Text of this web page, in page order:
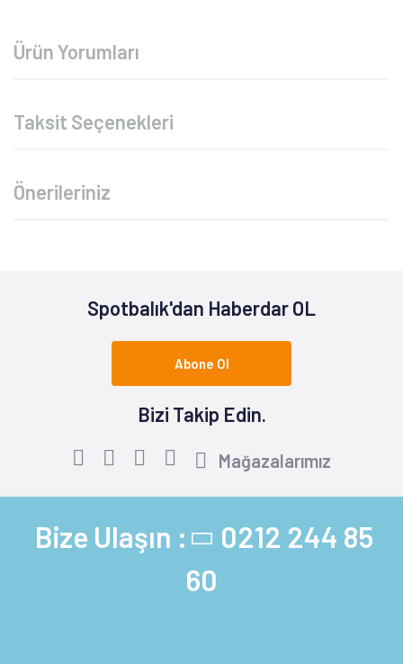
Ürün Yorumları
Taksit Seçenekleri
Önerileriniz
Spotbalık'dan Haberdar OL
Abone Ol
Bizi Takip Edin.
Mağazalarımız
Bize Ulaşın : 0212 244 85
60